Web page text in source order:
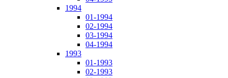
1994
01-1994
02-1994
03-1994
04-1994
1993
01-1993
02-1993